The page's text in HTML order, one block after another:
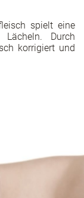
spielt eine
Durch
korrigiert und